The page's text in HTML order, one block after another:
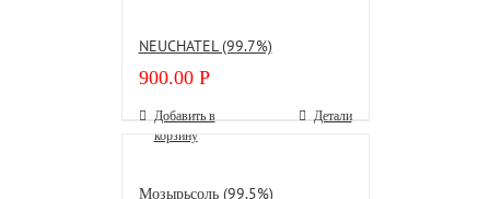
NEUCHATEL (99.7%)
900.00 Р
Добавить в
корзину
Детали
Мозырьсоль (99.5%)